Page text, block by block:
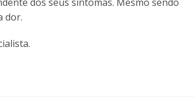
dos seus sintomas. Mesmo sendo
dor.